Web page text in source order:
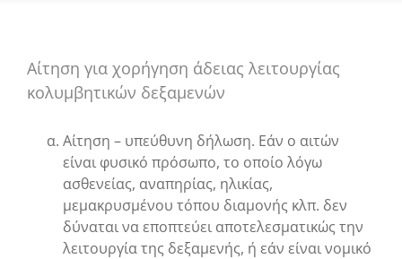
Αίτηση για χορήγηση άδειας λειτουργίας
κολυμβητικών δεξαμενών
Αίτηση – υπεύθυνη δήλωση. Εάν ο αιτών
είναι φυσικό πρόσωπο, το οποίο λόγω
ασθενείας, αναπηρίας, ηλικίας,
μεμακρυσμένου τόπου διαμονής κλπ. δεν
δύναται να εποπτεύει αποτελεσματικώς την
λειτουργία της δεξαμενής, ή εάν είναι νομικό